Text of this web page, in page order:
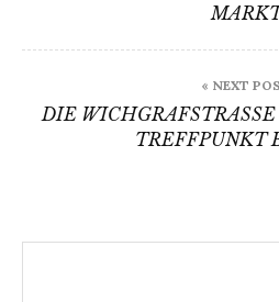
ARKT
« NEXT
DIE WICHGRAFSTRASSE
REFFPUNKT